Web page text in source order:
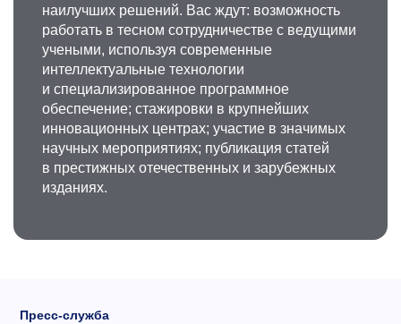
наилучших решений. Вас ждут: возможность
работать в тесном сотрудничестве с ведущими
учеными, используя современные
интеллектуальные технологии
и специализированное программное
обеспечение; стажировки в крупнейших
инновационных центрах; участие в значимых
научных мероприятиях; публикация статей
в престижных отечественных и зарубежных
изданиях.
Пресс-служба